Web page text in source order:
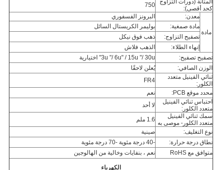
المتانة (دورات التزاوج
كحد أقصى):
750
مادة
معدن:
البرونز الفسفوري
مادة صمغية:
بوليمر الكريستال السائل
تصفيح التزاوج:
ذهب فوق نيكل
إنهاء الطلاء:
الذهب فلاش
تصفيح تصفيح:
3u "/ 6u" ​​/ 15u "/ 30u" اختيارية
الوزن الصافي:
يُعلن لاحقًا
ثنائي الفينيل متعدد
الكلور:
FR4
محدد موقع PCB:
نعم
احتباس ثنائي الفينيل
متعدد الكلور:
لا أحد
سمك ثنائي الفينيل
متعدد الكلور- موصى به 1.6 ملم
نوع التغليف:
صينية
نطاق درجة حرارة:
-40 درجة مئوية -70 درجة مئوية
متوافق مع RoHS
نعم ، بنفايات وخالية من الهالوجين
الكهرباء